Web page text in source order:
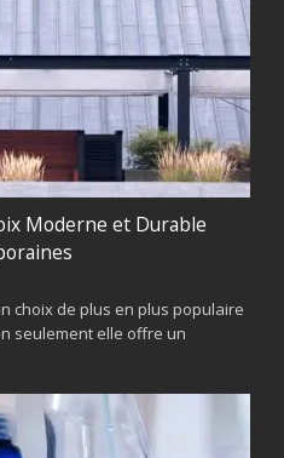
Moderne et Durable
choix de plus en plus populaire
seulement elle offre un